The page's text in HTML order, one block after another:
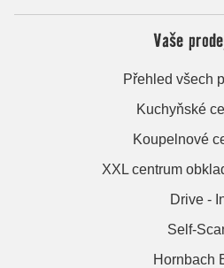
Vaše
Přehled všech
Kuchyňské
Koupelnové
XXL centrum
Drive -
Self-
Hornbach